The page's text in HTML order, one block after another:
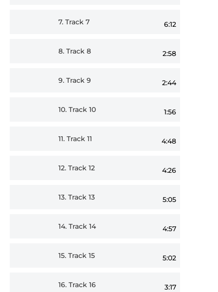
7. Track 7 6:12
8. Track 8 2:58
9. Track 9 2:44
10. Track 10 1:56
11. Track 11 4:48
12. Track 12 4:26
13. Track 13 5:05
14. Track 14 4:57
15. Track 15 5:02
16. Track 16 3:17